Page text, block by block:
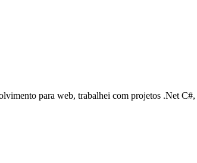
para web, trabalhei com projetos .Net